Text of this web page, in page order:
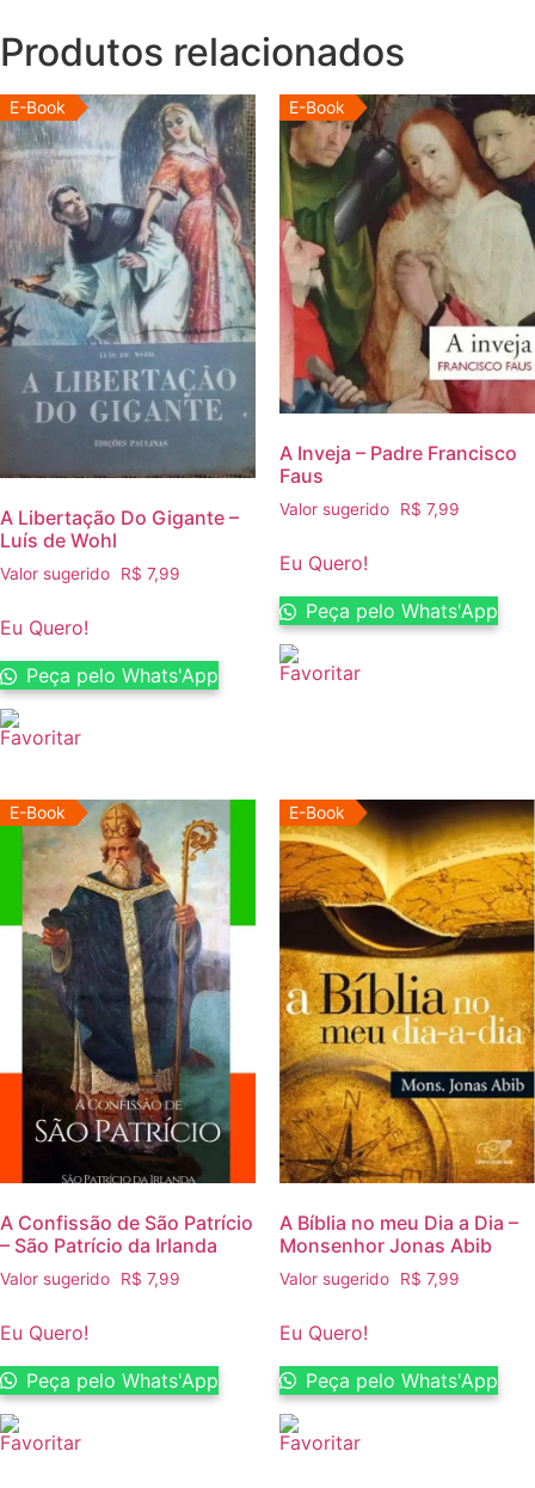
Produtos relacionados
E-Book
A Libertação Do Gigante –
Luís de Wohl
Valor sugerido R$ 7,99
Eu Quero!
Peça pelo Whats'App
E-Book
A Inveja – Padre Francisco
Faus
Valor sugerido R$ 7,99
Eu Quero!
Peça pelo Whats'App
E-Book
A Confissão de São Patrício
– São Patrício da Irlanda
Valor sugerido R$ 7,99
Eu Quero!
Peça pelo Whats'App
E-Book
A Bíblia no meu Dia a Dia –
Monsenhor Jonas Abib
Valor sugerido R$ 7,99
Eu Quero!
Peça pelo Whats'App